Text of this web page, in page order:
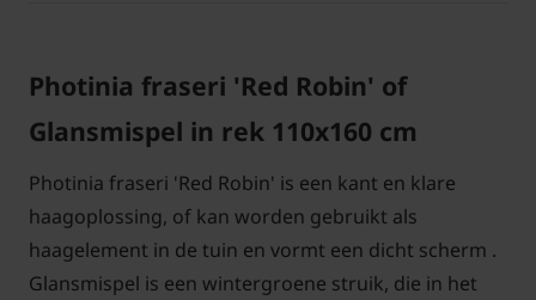
Photinia fraseri 'Red Robin' of
Glansmispel in rek 110x160 cm
Photinia fraseri 'Red Robin' is een kant en klare
haagoplossing, of kan worden gebruikt als
haagelement in de tuin en vormt een dicht scherm .
Glansmispel is een wintergroene struik, die in het